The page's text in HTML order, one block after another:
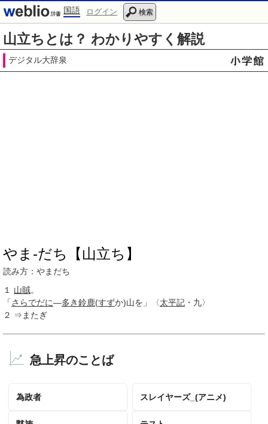
国語 ログイン 検索
山立ちとは？ わかりやすく解説
デジタル大辞泉
やま‐だち【山立ち】
読み方：やまだち
１
山賊。
「さらでだに―多き鈴鹿(すずか)山を」〈太平記 ・九〉
２ ⇒またぎ
急上昇のことば
為政者 スレイヤーズ_(アニメ)